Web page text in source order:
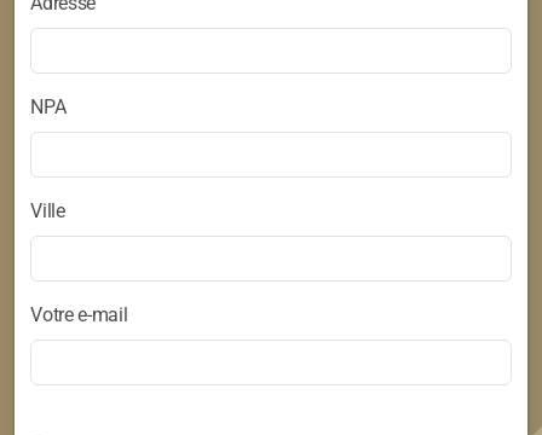
NPA
Ville
Votre e-mail